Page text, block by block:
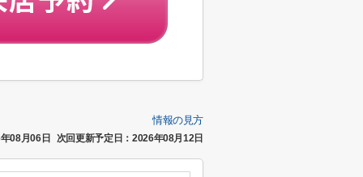
情報の見方
08月06日 次回更新予定日：2026年08月12日